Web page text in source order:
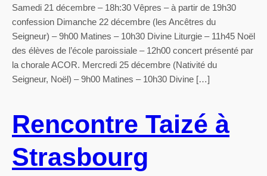
Samedi 21 décembre – 18h:30 Vêpres – à partir de 19h30
confession Dimanche 22 décembre (les Ancêtres du
Seigneur) – 9h00 Matines – 10h30 Divine Liturgie – 11h45 Noël
des élèves de l’école paroissiale – 12h00 concert présenté par
la chorale ACOR. Mercredi 25 décembre (Nativité du
Seigneur, Noël) – 9h00 Matines – 10h30 Divine […]
Rencontre Taizé à
Strasbourg